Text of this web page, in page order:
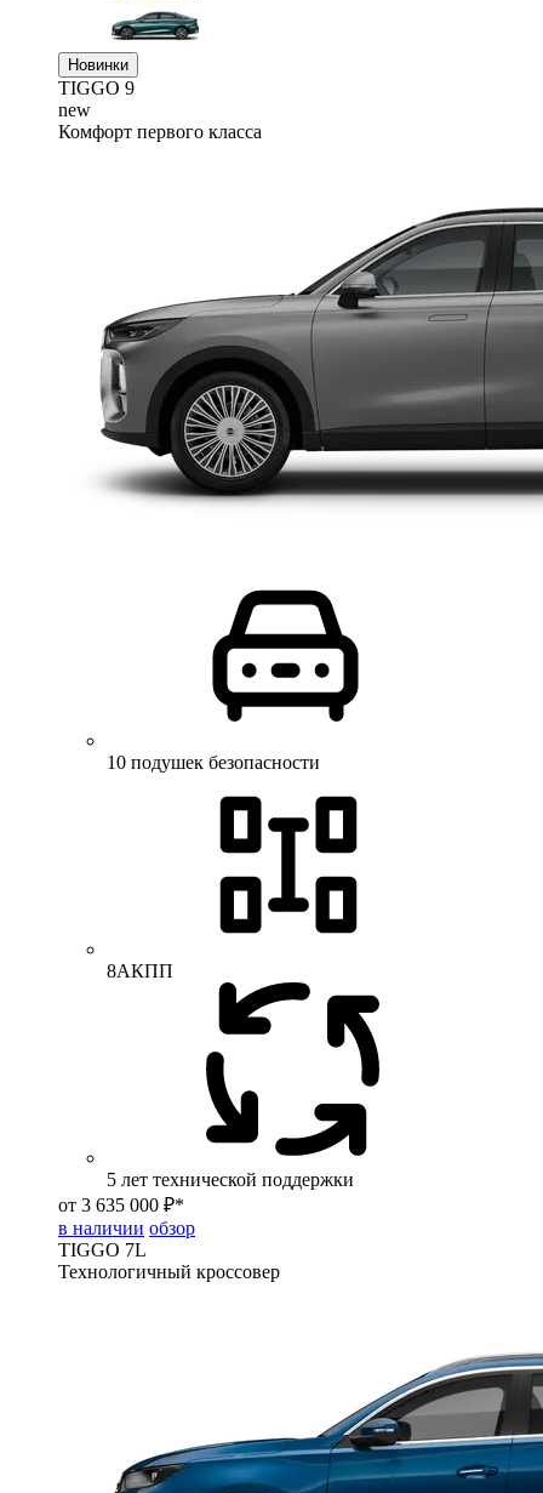
Новинки
TIGGO 9
new
Комфорт первого класса
10 подушек безопасности
8АКПП
5 лет технической поддержки
от 3 635 000 ₽*
в наличии обзор
TIGGO 7L
Технологичный кроссовер